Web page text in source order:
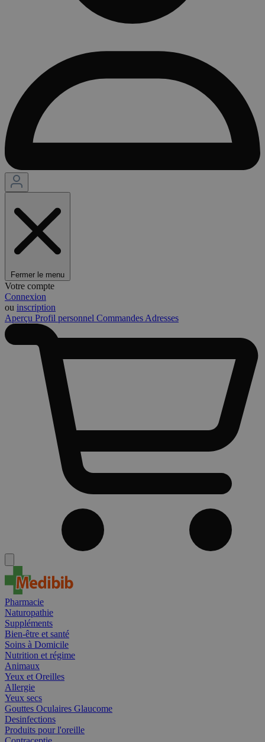
Fermer le menu
Votre compte
Connexion
ou inscription
Aperçu Profil personnel Commandes Adresses
Pharmacie
Naturopathie
Suppléments
Bien-être et santé
Soins à Domicile
Nutrition et régime
Animaux
Yeux et Oreilles
Allergie
Yeux secs
Gouttes Oculaires Glaucome
Desinfections
Produits pour l'oreille